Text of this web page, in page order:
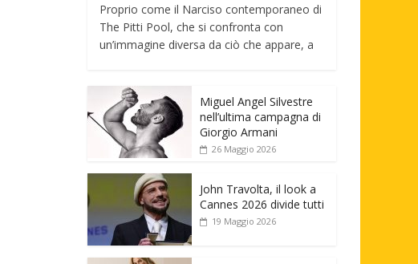
Proprio come il Narciso contemporaneo di
The Pitti Pool, che si confronta con
un’immagine diversa da ciò che appare, a
Miguel Angel Silvestre
nell’ultima campagna di
Giorgio Armani
26 Maggio 2026
John Travolta, il look a
Cannes 2026 divide tutti
19 Maggio 2026